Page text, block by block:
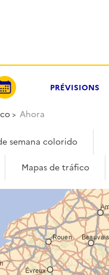
PRÉVISIONS
Ahora
semana colorido
Mapas de tráfico